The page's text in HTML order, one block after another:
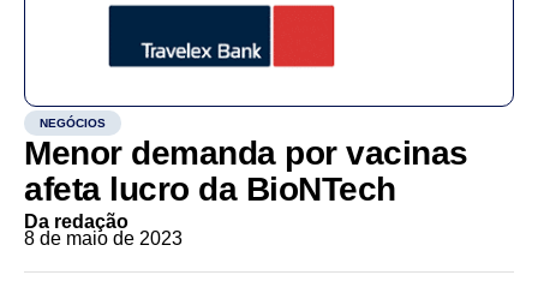
NEGÓCIOS
Menor demanda por vacinas
afeta lucro da BioNTech
Da redação
8 de maio de 2023